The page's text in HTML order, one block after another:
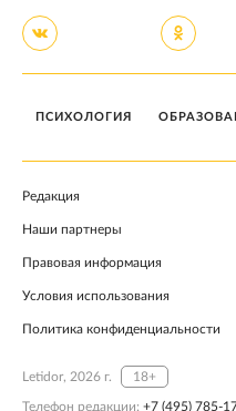
ПСИХОЛОГИЯ
Редакция
Наши партнеры
Правовая информация
Условия использования
Политика конфиденциальности
Letidor, 2026 г. 18+
Телефон редакции: +7 (495) 785-